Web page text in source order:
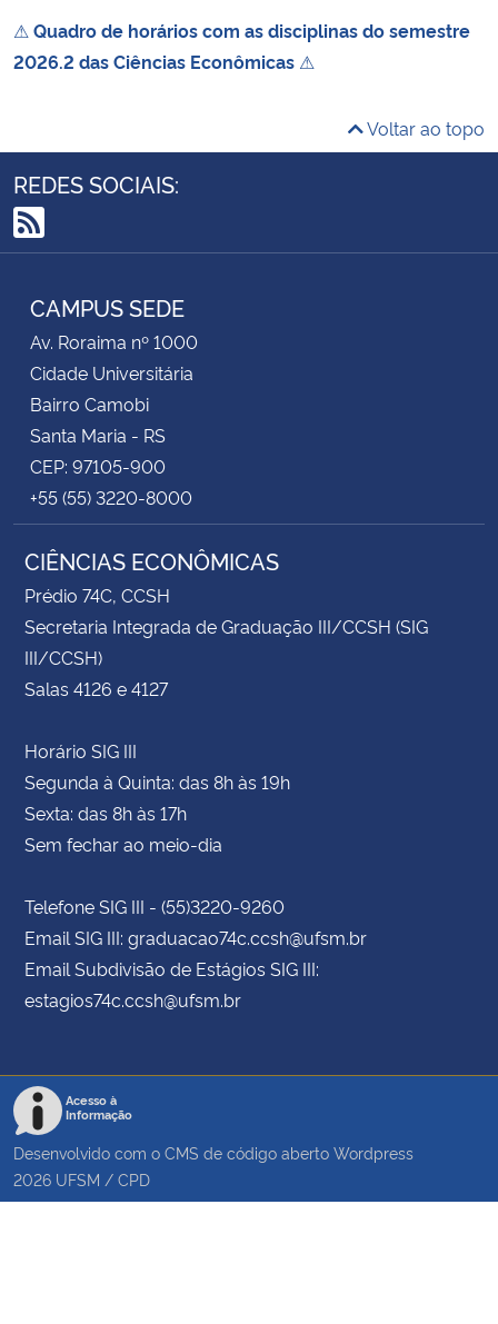
⚠ Quadro de horários com as disciplinas do semestre
2026.2 das Ciências Econômicas ⚠
Voltar ao topo
REDES SOCIAIS:
RSS
CAMPUS SEDE
Av. Roraima nº 1000
Cidade Universitária
Bairro Camobi
Santa Maria - RS
CEP: 97105-900
+55 (55) 3220-8000
CIÊNCIAS ECONÔMICAS
Prédio 74C, CCSH
Secretaria Integrada de Graduação III/CCSH (SIG
III/CCSH)
Salas 4126 e 4127
Horário SIG III
Segunda à Quinta: das 8h às 19h
Sexta: das 8h às 17h
Sem fechar ao meio-dia
Telefone SIG III - (55)3220-9260
Email SIG III: graduacao74c.ccsh@ufsm.br
Email Subdivisão de Estágios SIG III:
estagios74c.ccsh@ufsm.br
Acesso à
Informação
Desenvolvido com o CMS de código aberto Wordpress
2026 UFSM / CPD